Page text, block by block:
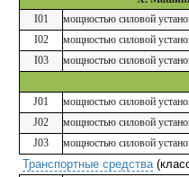
I01
мощностью силовой
I02
мощностью силовой
I03
мощностью силовой
J01
мощностью силовой
J02
мощностью силовой
J03
мощностью силовой
Транспортные средства